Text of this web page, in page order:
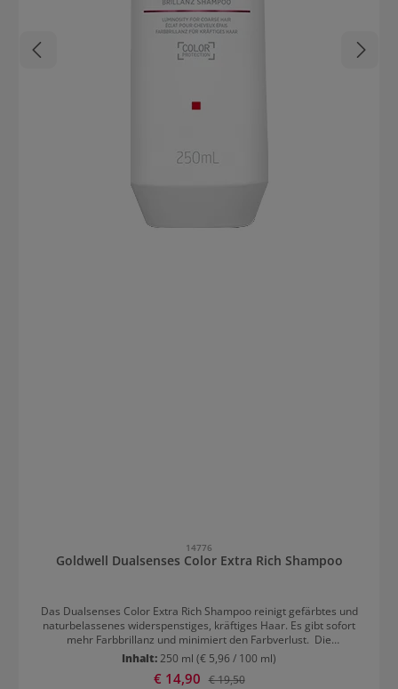
14776
Goldwell Dualsenses Color Extra Rich Shampoo
Das Dualsenses Color Extra Rich Shampoo reinigt gefärbtes und
naturbelassenes widerspenstiges, kräftiges Haar. Es gibt sofort
mehr Farbbrillanz und minimiert den Farbverlust. Die
Farbtechnologie enthält Luminescine, die für Leuchtkraft sorgen.
Dank der innovativen Formulierung bleibt die Haarfarbe lange
intensiv.
Inhalt:250 ml (€ 5,96 / 100 ml)
Verkaufspreis:
€ 14,90 Regulärer Preis:
€ 19,50